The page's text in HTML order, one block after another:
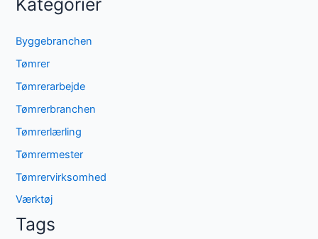
Byggebranchen
Tømrer
Tømrerarbejde
Tømrerbranchen
Tømrerlærling
Tømrermester
Tømrervirksomhed
Værktøj
Tags